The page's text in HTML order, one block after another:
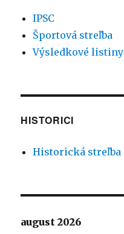
IPSC
Športová streľba
Výsledkové listiny
HISTORICI
Historická streľba
august 2026